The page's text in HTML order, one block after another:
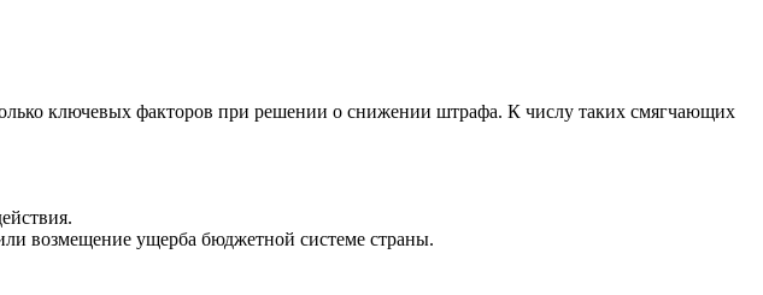
ключевых факторов при решении о снижении штрафа. К числу таких смягчающих
возмещение ущерба бюджетной системе страны.